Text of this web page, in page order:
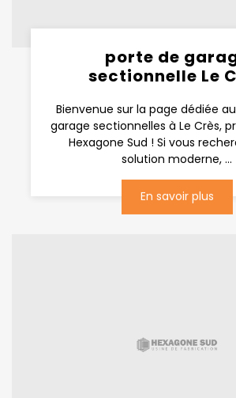
porte de
sectionnelle Le
Bienvenue sur la page dédiée
garage sectionnelles à Le Crès,
Hexagone Sud ! Si vous
solution moderne, ...
En savoir plus